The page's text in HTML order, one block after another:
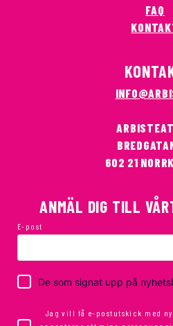
FAQ
602 21
ANMÄL DIG TILL
E-post
De som signat upp på
Jag vill få e-postutskick med